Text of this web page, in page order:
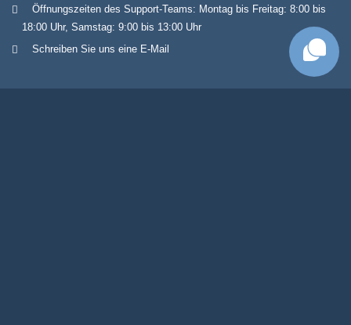
Öffnungszeiten des Support-Teams: Montag bis Freitag: 8:00 bis
18:00 Uhr, Samstag: 9:00 bis 13:00 Uhr
Schreiben Sie uns eine E-Mail